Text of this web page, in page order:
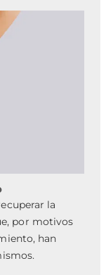
la
por motivos
han